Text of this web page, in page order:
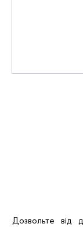
Дозвольте від